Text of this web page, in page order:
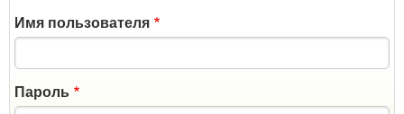
Имя пользователя
Пароль